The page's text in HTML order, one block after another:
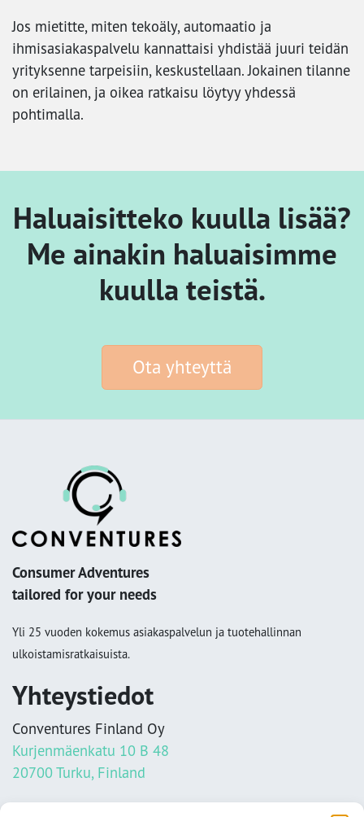
Jos mietitte, miten tekoäly, automaatio ja
ihmisasiakaspalvelu kannattaisi yhdistää juuri teidän
yrityksenne tarpeisiin, keskustellaan. Jokainen tilanne
on erilainen, ja oikea ratkaisu löytyy yhdessä
pohtimalla.
Haluaisitteko kuulla lisää?
Me ainakin haluaisimme
kuulla teistä.
Ota yhteyttä
Consumer Adventures
tailored for your needs
Yli 25 vuoden kokemus asiakaspalvelun ja tuotehallinnan
ulkoistamisratkaisuista.
Yhteystiedot
Conventures Finland Oy
Kurjenmäenkatu 10 B 48
20700 Turku, Finland